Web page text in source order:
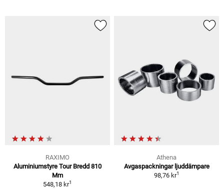
RAXIMO
Aluminiumstyre Tour Bredd 810
Mm
548,18 kr1
Athena
Avgaspackningar ljuddämpare
98,76 kr1